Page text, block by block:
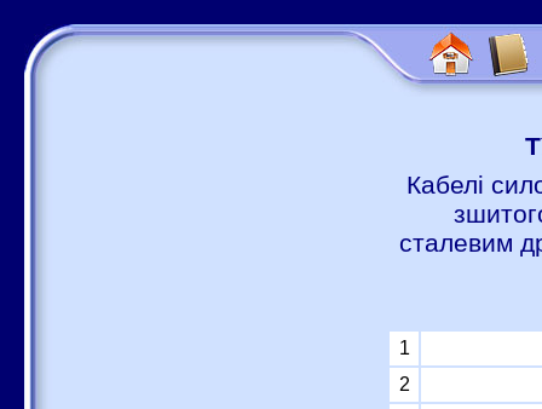
Кабелі
сталевим
1
2